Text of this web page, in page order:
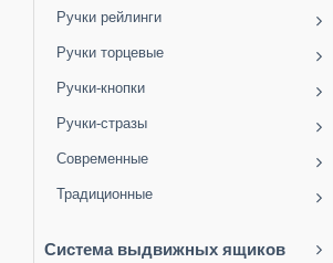
Ручки рейлинги
Ручки торцевые
Ручки-кнопки
Ручки-стразы
Современные
Традиционные
Система выдвижных ящиков